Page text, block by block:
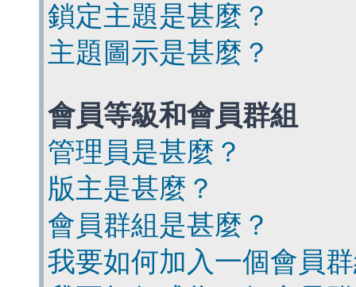
鎖定主題是甚麼？
主題圖示是甚麼？
會員等級和會員群組
管理員是甚麼？
版主是甚麼？
會員群組是甚麼？
我要如何加入一個會員